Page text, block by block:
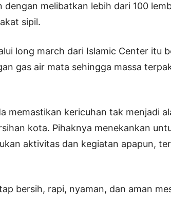
melibatkan lebih dari 100
sipil.
long march dari Islamic Center itu
gas air mata sehingga massa
memastikan kericuhan tak menjadi
kota. Pihaknya menekankan
aktivitas dan kegiatan apapun,
bersih, rapi, nyaman, dan aman